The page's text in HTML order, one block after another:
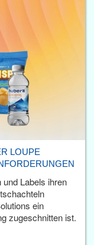
LOUPE
Labels ihren
ein
zugeschnitten ist.